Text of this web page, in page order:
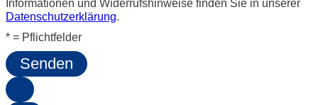
Informationen und Widerrufshinweise finden Sie in unserer
Datenschutzerklärung.
* = Pflichtfelder
Senden